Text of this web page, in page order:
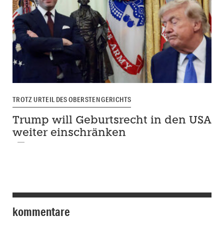
TROTZ URTEIL DES OBERSTEN GERICHTS
Trump will Geburtsrecht in den USA
weiter einschränken
kommentare